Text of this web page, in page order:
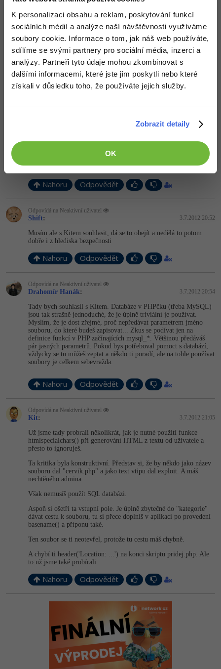
K personalizaci obsahu a reklam, poskytování funkcí
sociálních médií a analýze naší návštěvnosti využíváme
soubory cookie. Informace o tom, jak náš web používáte,
sdílíme se svými partnery pro sociální média, inzerci a
analýzy. Partneři tyto údaje mohou zkombinovat s
dalšími informacemi, které jste jim poskytli nebo které
získali v důsledku toho, že používáte jejich služby.
Zobrazit detaily
OK
Nahoru Odpovědět
Odpovídá na Kit
Neaktivní uživatel : 3.7.2012 20:48
kdybych chtěl hodnocení webu tak to dám do kritiky,jenže já to
Nahoru Odpovědět
3.7.2012 20:52
Pokud nemáš dobrý důvod k tomu dělat něco špatně, tak dej
přednost správnému řešení a jak ti Kit již několikrát pokynul,
použij databázi. Ušetříš se mnohým trablím a zjistíš, že práce s ní
je velmi jednoduchá a efektivní
Nahoru Odpovědět
Odpovídá na Neaktivní uživatel
Shift: 3.7.2012 20:52
Musím ale s Kitem souhlasit, dá se to obejít a nedělá to potom
dobře i z hlediska bezpečnosti
Nahoru Odpovědět
Odpovídá na Neaktivní uživatel
Drahomír Hanák: 3.7.2012 20:54
Tady bych souhlasil s Kitem. Databáze v PHPčku (třeba MySQL)
jsou tak strašně jednoduché, že je úplně triviální je používat.
Myslím, že je dost zřejmé, proč nepředávat parametrem jméno
souboru, do které budeš zapisovat... Zkus se podívat jen na
definice funkcí v PHP začínajících mysql_*. Většinou předáváš
pár jasných parametrů. Pokud bys potřeboval pomoct s databází,
vždycky se tu můžeš zeptat a někdo ti poradí, ale na tohle používat
soubory je celkem sebevražda.
Nahoru Odpovědět
Odpovídá na Neaktivní uživatel
Kit: 3.7.2012 21:05
Už jsme tady probrali několikrát, jak je nutné použití funkce
htmlspecialchars() při generování HTML z textu od uživatele a
přesto to ignoruješ.
Ta kritika byla konstruktivní. Představ si, že by někdo jako název
souboru dal "cervik.php" a jako text vtipu dal exploit. A máš
nechtěného admina.
Však nemusíš použít SQL databázi.
Aspoň si ošetři ta vstupní pole. Je úplně zbytečné do "kategorie"
dávat cestu k souboru, tu si přece doplníš v aplikaci po provedení
basename() a příponu také.
Ten soubor se ti neotevřel, protože tu cestu máš chybně.
A chybí ti header('Location: ...') na konci skriptu pridej.php. Ale
to už jsme také probírali.
Nahoru Odpovědět